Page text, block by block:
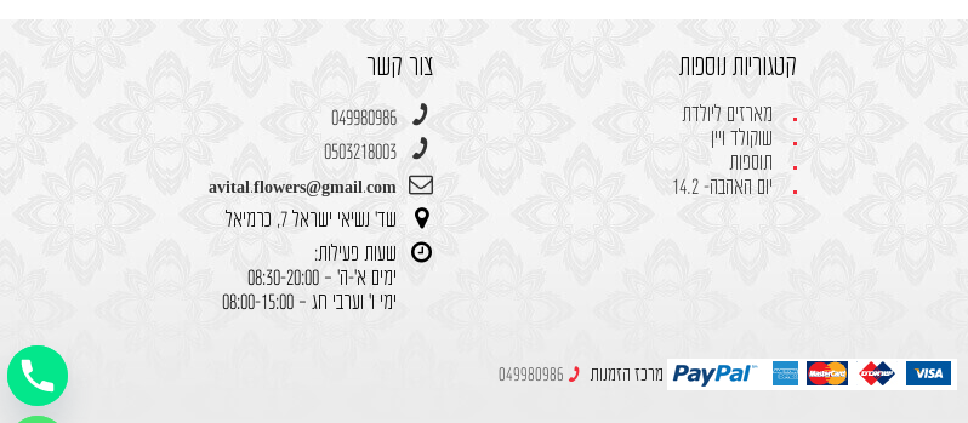
קטגוריות נוספות
מארזים ליולדת
שוקולד ויין
תוספות
יום האהבה- 14.2
צור קשר
049980986
0503218003
avital.flowers@gmail.com
שד' נשיאי ישראל 7, כרמיאל
שעות פעילות:
ימים א'-ה' – 08:30-20:00
ימי ו' וערבי חג – 08:00-15:00
מרכז הזמנות